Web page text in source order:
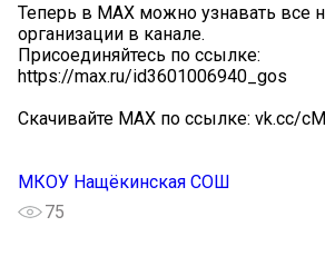
Теперь в MAX можно узнавать все
организации в канале.
Присоединяйтесь по ссылке:
https://max.ru/id3601006940_gos
Скачивайте MAX по ссылке: vk.cc/
МКОУ Нащёкинская СОШ
75